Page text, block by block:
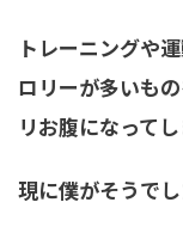
トレーニングや
ロリーが多いも
リお腹になってし
現に僕がそうでし